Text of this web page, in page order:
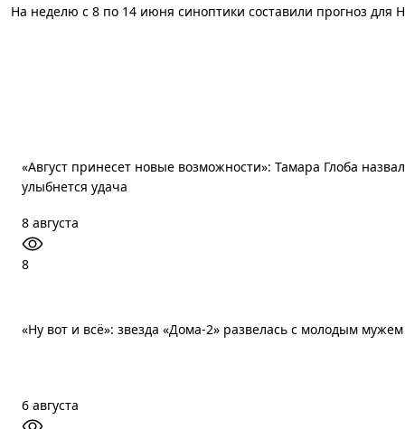
На неделю с 8 по 14 июня синоптики составили прогноз для
«Август принесет новые возможности»: Тамара Глоба
улыбнется удача
8 августа
8
«Ну вот и всё»: звезда «Дома-2» развелась с молодым мужем
6 августа